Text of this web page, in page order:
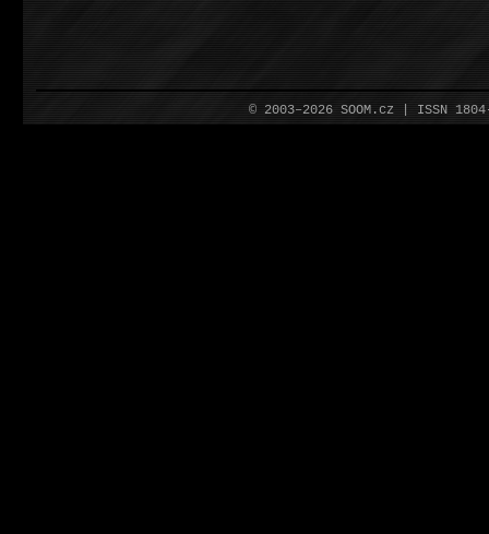
© 2003–2026 SOOM.cz | ISSN